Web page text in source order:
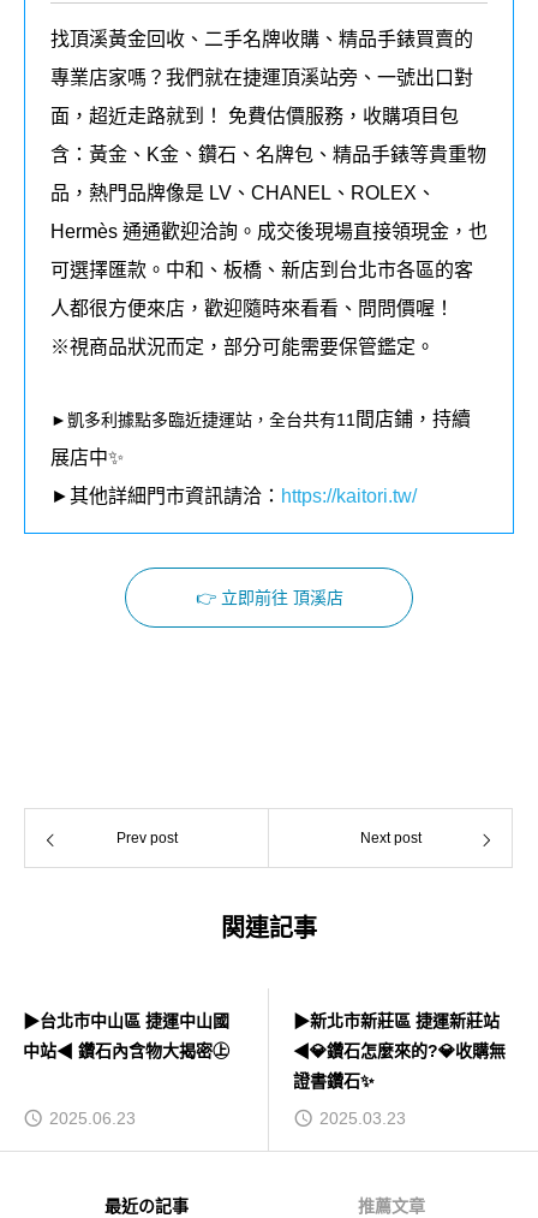
找頂溪黃金回收、二手名牌收購、精品手錶買賣的
專業店家嗎？我們就在捷運頂溪站旁、一號出口對
面，超近走路就到！ 免費估價服務，收購項目包
含：黃金、K金、鑽石、名牌包、精品手錶等貴重物
品，熱門品牌像是 LV、CHANEL、ROLEX、
Hermès 通通歡迎洽詢。成交後現場直接領現金，也
可選擇匯款。中和、板橋、新店到台北市各區的客
人都很方便來店，歡迎隨時來看看、問問價喔！
※視商品狀況而定，部分可能需要保管鑑定。
►凱多利據點多臨近捷運站，全台共有11間店鋪，持續
展店中✨
►其他詳細門市資訊請洽： https://kaitori.tw/
👉 立即前往 頂溪店
Prev post Next post
関連記事
▶台北市中山區 捷運中山國
中站◀ 鑽石內含物大揭密㊤
2025.06.23
▶新北市新莊區 捷運新莊站
◀💎鑽石怎麼來的?💎收購無
證書鑽石✨
2025.03.23
最近の記事 推薦文章